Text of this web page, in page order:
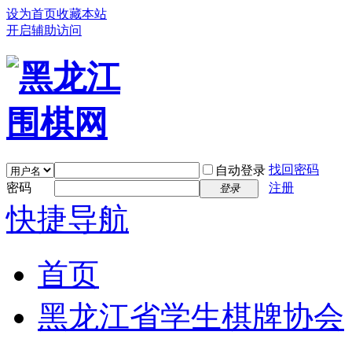
设为首页收藏本站
开启辅助访问
自动登录 找回密码
密码
登录 注册
快捷导航
首页
黑龙江省学生棋牌协会